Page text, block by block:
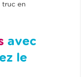
truc en
avec
le